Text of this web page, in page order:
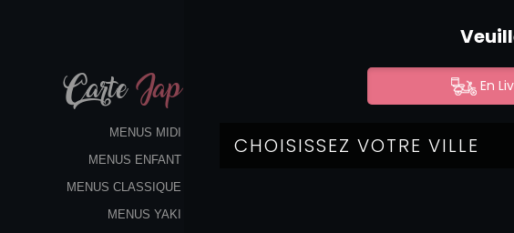
CarteJap
MENUS MIDI
MENUS ENFANT
MENUS CLASSIQUE
MENUS YAKI